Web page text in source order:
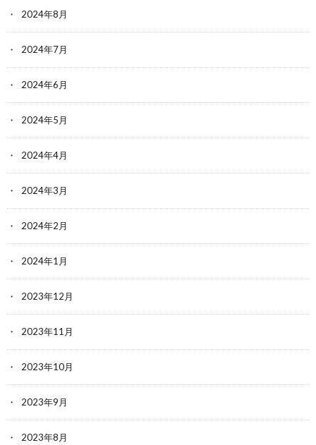
2024年8月
2024年7月
2024年6月
2024年5月
2024年4月
2024年3月
2024年2月
2024年1月
2023年12月
2023年11月
2023年10月
2023年9月
2023年8月